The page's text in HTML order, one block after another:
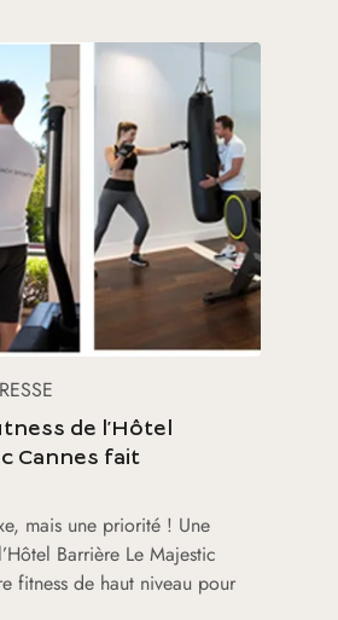
de l’Hôtel
Cannes fait
mais une priorité ! Une
Barrière Le Majestic
fitness de haut niveau pour